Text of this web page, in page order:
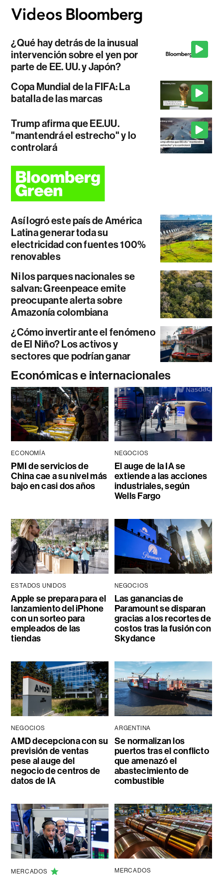
¿Qué hay detrás de la inusual
intervención sobre el yen por
parte de EE. UU. y Japón?
Copa Mundial de la FIFA: La
batalla de las marcas
Trump afirma que EE.UU.
"mantendrá el estrecho" y lo
controlará
Así logró este país de América
Latina generar toda su
electricidad con fuentes 100%
renovables
Ni los parques nacionales se
salvan: Greenpeace emite
preocupante alerta sobre
Amazonía colombiana
¿Cómo invertir ante el fenómeno
de El Niño? Los activos y
sectores que podrían ganar
Económicas e internacionales
ECONOMÍA
PMI de servicios de
China cae a su nivel más
bajo en casi dos años
NEGOCIOS
El auge de la IA se
extiende a las acciones
industriales, según
Wells Fargo
ESTADOS UNIDOS
Apple se prepara para el
lanzamiento del iPhone
con un sorteo para
empleados de las
tiendas
NEGOCIOS
Las ganancias de
Paramount se disparan
gracias a los recortes de
costos tras la fusión con
Skydance
NEGOCIOS
AMD decepciona con su
previsión de ventas
pese al auge del
negocio de centros de
datos de IA
ARGENTINA
Se normalizan los
puertos tras el conflicto
que amenazó el
abastecimiento de
combustible
MERCADOS MERCADOS